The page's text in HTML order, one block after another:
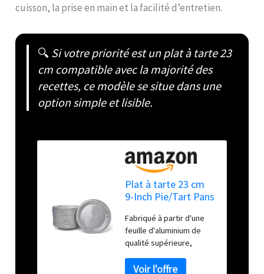
cuisson, la prise en main et la facilité d’entretien.
🔍 Si votre priorité est un plat à tarte 23
cm compatible avec la majorité des
recettes, ce modèle se situe dans une
option simple et lisible.
Plat à tarte 23 cm
9-Inch Pie/Tart Pans
Fabriqué à partir d'une
feuille d'aluminium de
qualité supérieure,
empilable pour un